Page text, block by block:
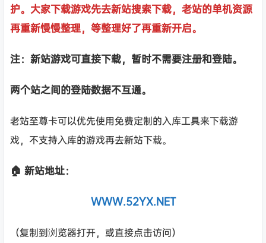
护。大家下载游戏先去新站搜索下载，老站的单机资源
再重新慢慢整理，等整理好了再重新开启。
注：新站游戏可直接下载，暂时不需要注册和登陆。
两个站之间的登陆数据不互通。
老站至尊卡可以优先使用免费定制的入库工具来下载游
戏，不支持入库的游戏再去新站下载。
🏠 新站地址：
WWW.52YX.NET
（复制到浏览器打开，或直接点击访问）